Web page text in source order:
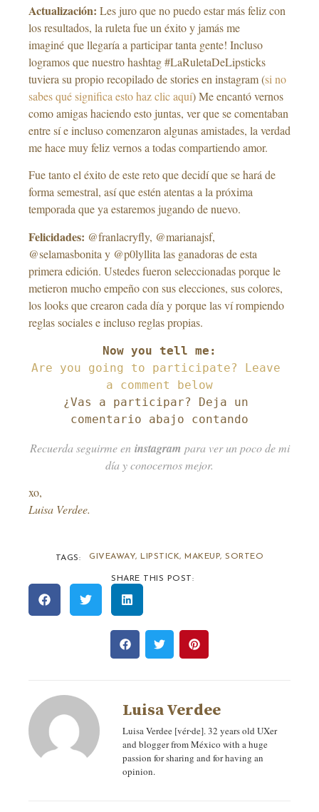
Actualización: Les juro que no puedo estar más feliz con
los resultados, la ruleta fue un éxito y jamás me
imaginé que llegaría a participar tanta gente! Incluso
logramos que nuestro hashtag #LaRuletaDeLipsticks
tuviera su propio recopilado de stories en instagram (si no
sabes qué significa esto haz clic aquí) Me encantó vernos
como amigas haciendo esto juntas, ver que se comentaban
entre sí e incluso comenzaron algunas amistades, la verdad
me hace muy feliz vernos a todas compartiendo amor.
Fue tanto el éxito de este reto que decidí que se hará de
forma semestral, así que estén atentas a la próxima
temporada que ya estaremos jugando de nuevo.
Felicidades: @franlacryfly, @marianajsf,
@selamasbonita y @p0lyllita las ganadoras de esta
primera edición. Ustedes fueron seleccionadas porque le
metieron mucho empeño con sus elecciones, sus colores,
los looks que crearon cada día y porque las ví rompiendo
reglas sociales e incluso reglas propias.
Are you going to participate? Leave
a comment below
¿Vas a participar? Deja un
comentario abajo contando
Recuerda seguirme en instagram para ver un poco de mi
día y conocernos mejor.
xo,
Luisa Verdee.
TAGS: GIVEAWAY, LIPSTICK, MAKEUP,SORTEO
SHARE THIS POST:
Luisa Verdee
Luisa Verdee [vér‧de]. 32 years old UXer
and blogger from México with a huge
passion for sharing and for having an
opinion.